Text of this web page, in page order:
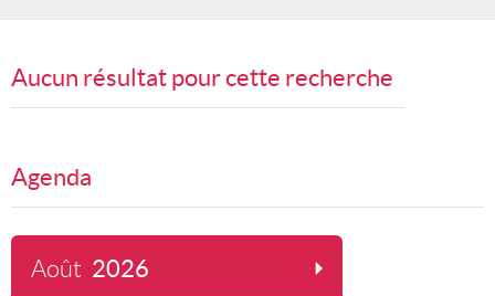
Suggestions
Aucun résultat pour cette recherche
Agenda
Août 2026